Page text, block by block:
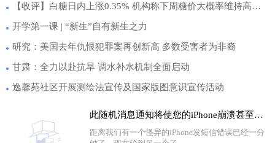
【收评】白糖日内上涨0.35% 机构称下周糖价大概率维持高位震荡的趋势，郑糖价格在6780一线
开学第一课 | “新生”自有新生之力
研究：美国去年仇恨犯罪案再创新高 多数受害者为非裔
甘肃：全力以赴抗旱 调水补水机制全面启动
逸馨苑社区开展测绘法宣传及国家版图意识宣传活动
此随机消息通知将使您的iPhone崩溃甚至无法阅读
距离我们有一个怪异的iPhone发短信错误已经一分